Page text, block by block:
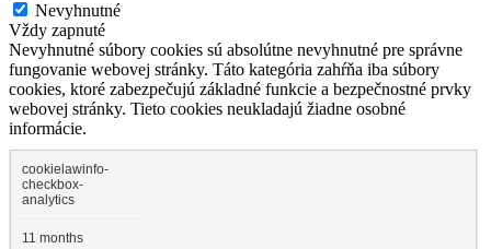
Nevyhnutné
Vždy zapnuté
Nevyhnutné súbory cookies sú absolútne nevyhnutné pre správne
fungovanie webovej stránky. Táto kategória zahŕňa iba súbory
cookies, ktoré zabezpečujú základné funkcie a bezpečnostné prvky
webovej stránky. Tieto cookies neukladajú žiadne osobné
informácie.
cookielawinfo-
checkbox-
analytics
11 months